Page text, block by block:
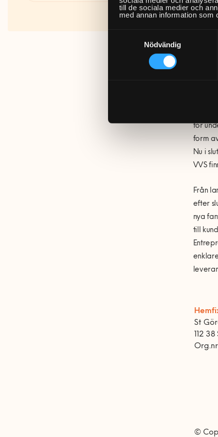
till de sociala medier och
med annan information som
Nödvändig
som
till att
Vårt
för
form
Nu i
VVS
Från
efter
nya
till
St
112
©